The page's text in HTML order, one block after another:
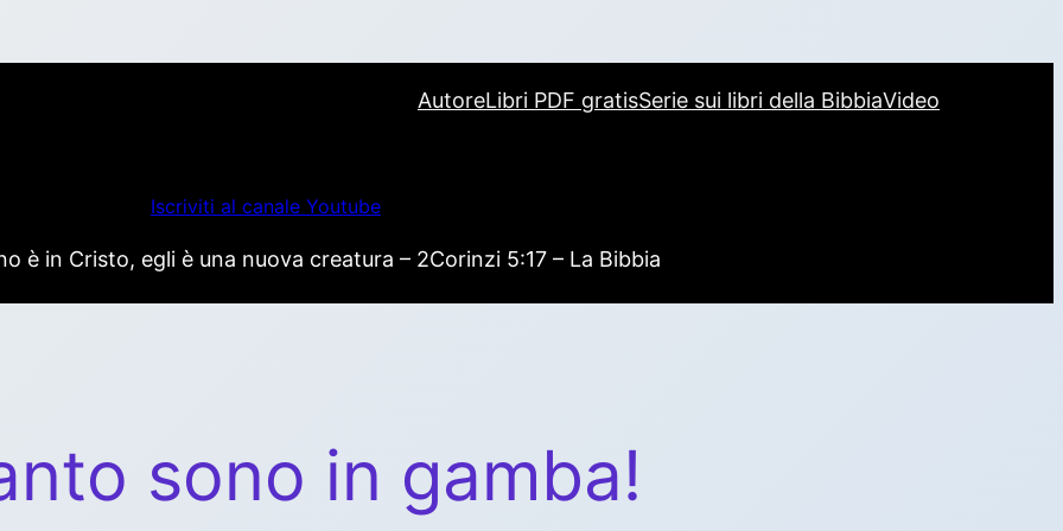
AutoreLibri PDF gratisSerie sui libri della BibbiaVideo
Iscriviti al canale Youtube
è in Cristo, egli è una nuova creatura – 2Corinzi 5:17 – La Bibbia
sono in gamba!